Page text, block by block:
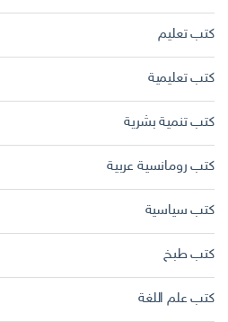
كتب تعليم
كتب تعليمية
كتب تنمية بشرية
كتب رومانسية عربية
كتب سياسية
كتب طبخ
كتب علم اللغة